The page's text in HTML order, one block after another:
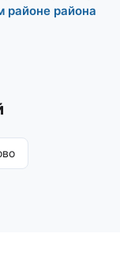
районе района